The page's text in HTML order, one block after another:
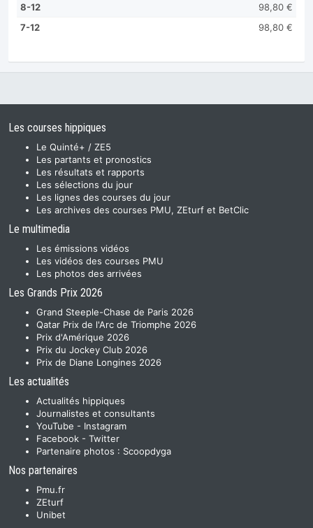
8-12
98,80 €
7-12
98,80 €
Les courses hippiques
Le Quinté+ / ZE5
Les partants et pronostics
Les résultats et rapports
Les sélections du jour
Les lignes des courses du jour
Les archives des courses PMU, ZEturf et BetClic
Le multimedia
Les émissions vidéos
Les vidéos des courses PMU
Les photos des arrivées
Les Grands Prix 2026
Grand Steeple-Chase de Paris 2026
Qatar Prix de l'Arc de Triomphe 2026
Prix d'Amérique 2026
Prix du Jockey Club 2026
Prix de Diane Longines 2026
Les actualités
Actualités hippiques
Journalistes et consultants
YouTube - Instagram
Facebook - Twitter
Partenaire photos : Scoopdyga
Nos partenaires
Pmu.fr
ZEturf
Unibet